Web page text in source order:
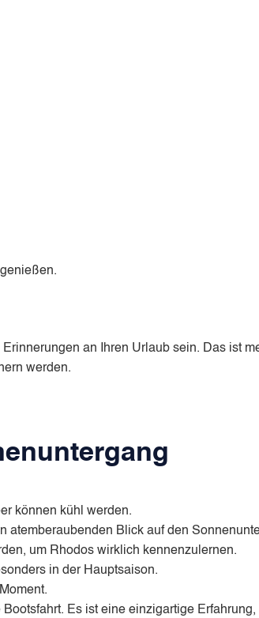
an Ihren Urlaub sein. Das ist
werden.
können kühl werden.
atemberaubenden Blick auf den
um Rhodos wirklich kennenzulernen.
in der Hauptsaison.
Es ist eine einzigartige